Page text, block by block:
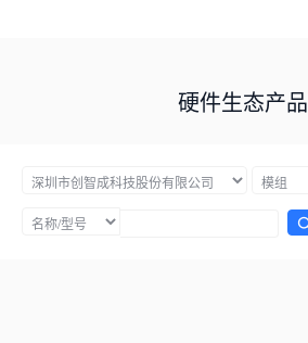
硬件生态产品